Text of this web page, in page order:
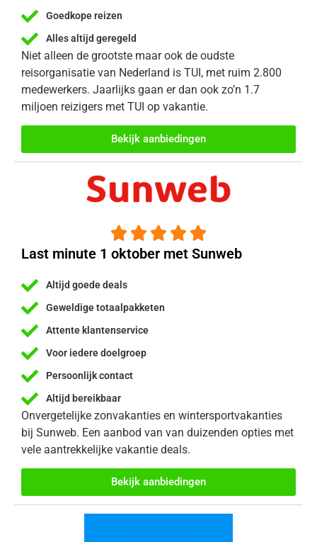
Goedkope reizen
Alles altijd geregeld
Niet alleen de grootste maar ook de oudste
reisorganisatie van Nederland is TUI, met ruim 2.800
medewerkers. Jaarlijks gaan er dan ook zo’n 1.7
miljoen reizigers met TUI op vakantie.
Bekijk aanbiedingen
    
Last minute 1 oktober met Sunweb
Altijd goede deals
Geweldige totaalpakketen
Attente klantenservice
Voor iedere doelgroep
Persoonlijk contact
Altijd bereikbaar
Onvergetelijke zonvakanties en wintersportvakanties
bij Sunweb. Een aanbod van van duizenden opties met
vele aantrekkelijke vakantie deals.
Bekijk aanbiedingen